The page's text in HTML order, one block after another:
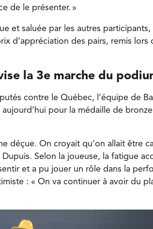
de le présenter. »
et saluée par les autres
d’appréciation des pairs, remis lors
la 3e marche du
contre le Québec, l’équipe de
pour la médaille de
déçue. On croyait qu’on allait être
Selon la joueuse, la fatigue
et a pu jouer un rôle dans la
: « On va continuer à avoir du